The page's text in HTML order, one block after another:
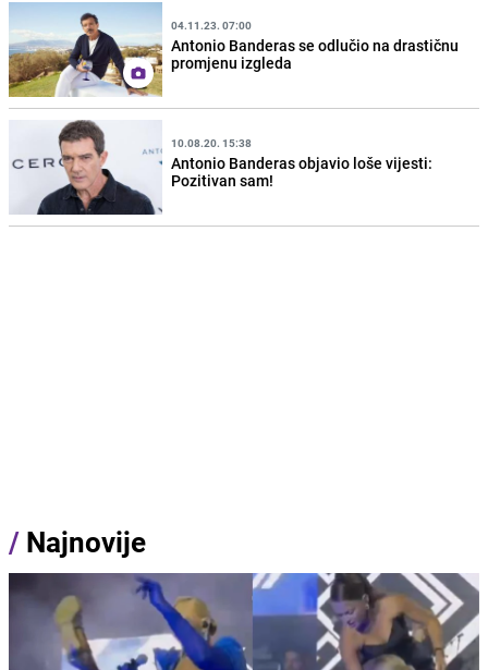
04.11.23. 07:00
Antonio Banderas se odlučio na drastičnu
promjenu izgleda
10.08.20. 15:38
Antonio Banderas objavio loše vijesti:
Pozitivan sam!
/ Najnovije